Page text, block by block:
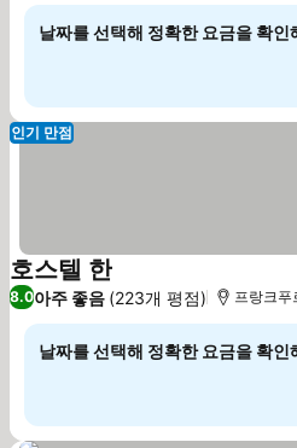
날짜를 선택해 정확한 요금을 확인
인기 만점
호스텔 한
8.0아주 좋음 (223개 평점) 프랑크
날짜를 선택해 정확한 요금을 확인